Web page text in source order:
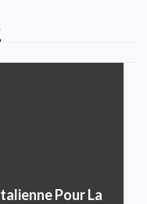
Pour La